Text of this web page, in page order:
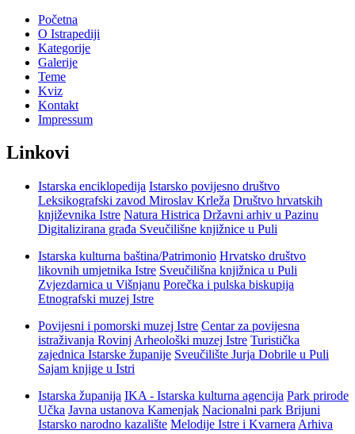
Početna
O Istrapediji
Kategorije
Galerije
Teme
Kviz
Kontakt
Impressum
Linkovi
Istarska enciklopedija Istarsko povijesno društvo
Leksikografski zavod Miroslav Krleža Društvo hrvatskih
književnika Istre Natura Histrica Državni arhiv u Pazinu
Digitalizirana građa Sveučilišne knjižnice u Puli
Istarska kulturna baština/Patrimonio Hrvatsko društvo
likovnih umjetnika Istre Sveučilišna knjižnica u Puli
Zvjezdarnica u Višnjanu Porečka i pulska biskupija
Etnografski muzej Istre
Povijesni i pomorski muzej Istre Centar za povijesna
istraživanja Rovinj Arheološki muzej Istre Turistička
zajednica Istarske županije Sveučilište Jurja Dobrile u Puli
Sajam knjige u Istri
Istarska županija IKA - Istarska kulturna agencija Park prirode
Učka Javna ustanova Kamenjak Nacionalni park Brijuni
Istarsko narodno kazalište Melodije Istre i Kvarnera Arhiva